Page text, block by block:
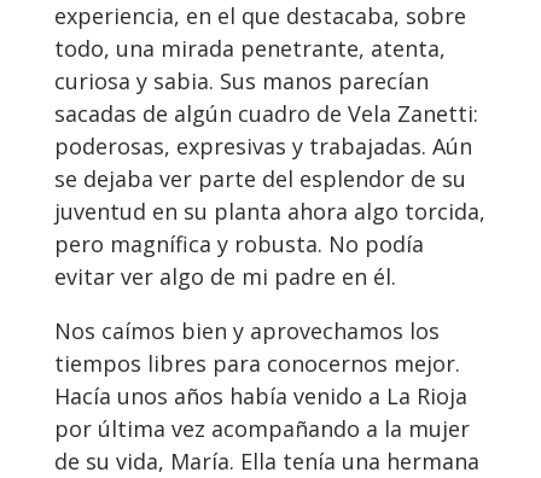
experiencia, en el que destacaba, sobre
todo, una mirada penetrante, atenta,
curiosa y sabia. Sus manos parecían
sacadas de algún cuadro de Vela Zanetti:
poderosas, expresivas y trabajadas. Aún
se dejaba ver parte del esplendor de su
juventud en su planta ahora algo torcida,
pero magnífica y robusta. No podía
evitar ver algo de mi padre en él.
Nos caímos bien y aprovechamos los
tiempos libres para conocernos mejor.
Hacía unos años había venido a La Rioja
por última vez acompañando a la mujer
de su vida, María. Ella tenía una hermana